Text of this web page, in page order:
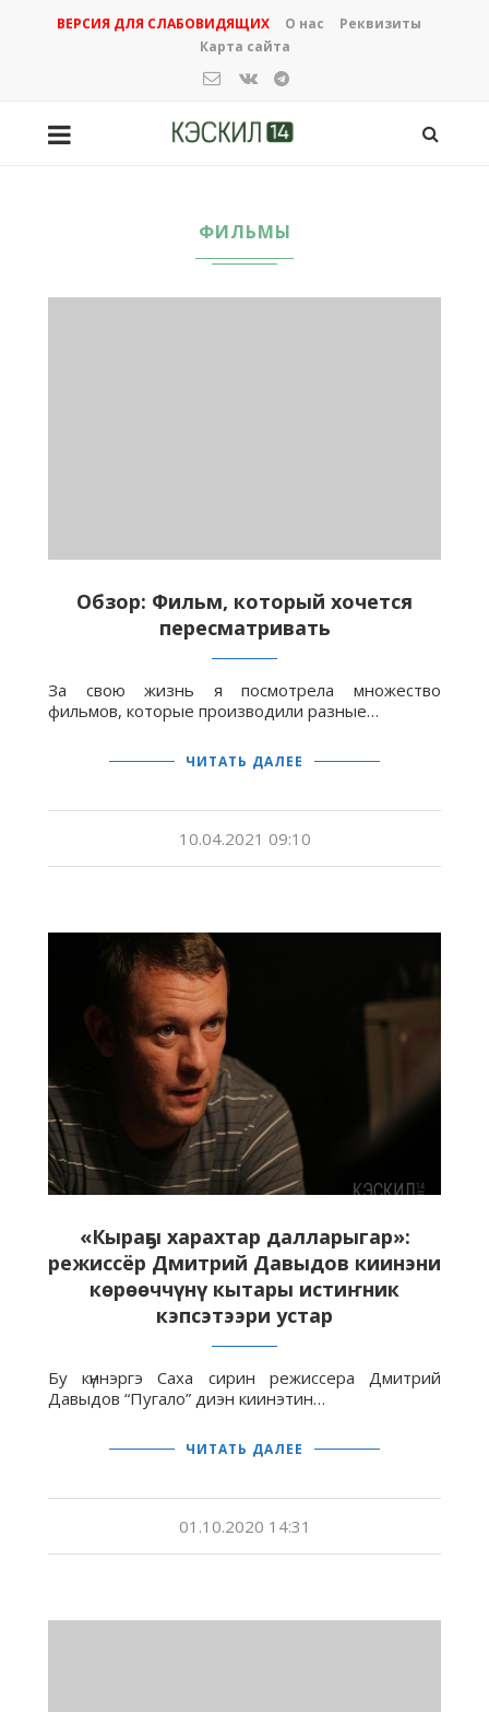
ВЕРСИЯ ДЛЯ СЛАБОВИДЯЩИХ О нас
Реквизиты
Карта сайта
ФИЛЬМЫ
Обзор: Фильм, который хочется
пересматривать
За свою жизнь я посмотрела множество
фильмов, которые производили разные…
ЧИТАТЬ ДАЛЕЕ
10.04.2021 09:10
«Кыраҕы харахтар далларыгар»:
режиссёр Дмитрий Давыдов киинэни
көрөөччүнү кытары истиҥник
кэпсэтээри устар
Бу күннэргэ Саха сирин режиссера Дмитрий
Давыдов “Пугало” диэн киинэтин…
ЧИТАТЬ ДАЛЕЕ
01.10.2020 14:31